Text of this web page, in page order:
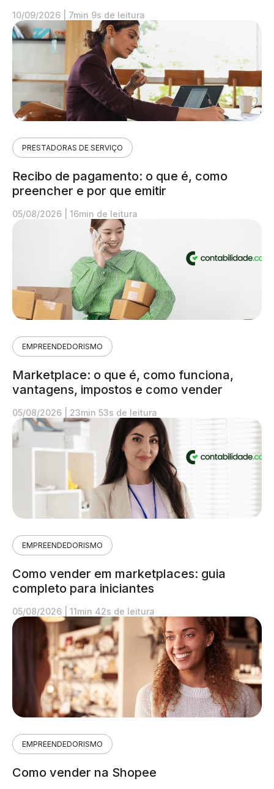
10/09/2026 7min 9s de leitura
PRESTADORAS DE SERVIÇO
Recibo de pagamento: o que é, como
preencher e por que emitir
05/08/2026 16min de leitura
EMPREENDEDORISMO
Marketplace: o que é, como funciona,
vantagens, impostos e como vender
05/08/2026 23min 53s de leitura
EMPREENDEDORISMO
Como vender em marketplaces: guia
completo para iniciantes
05/08/2026 11min 42s de leitura
EMPREENDEDORISMO
Como vender na Shopee